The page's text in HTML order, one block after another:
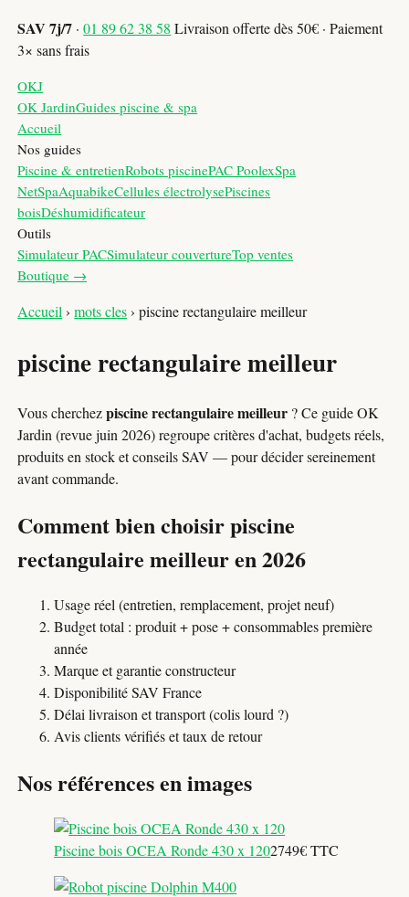
SAV 7j/7 ·01 89 62 38 58 Livraison offerte dès 50€ · Paiement
3× sans frais
OKJ
OK JardinGuides piscine & spa
Accueil
Nos guides
Piscine & entretienRobots piscinePAC PoolexSpa
NetSpaAquabikeCellules électrolysePiscines
boisDéshumidificateur
Outils
Simulateur PACSimulateur couvertureTop ventes
Boutique →
Accueil ›mots cles›piscine rectangulaire meilleur
piscine rectangulaire meilleur
Vous cherchezpiscine rectangulaire meilleur ? Ce guide OK
Jardin (revue juin 2026) regroupe critères d'achat, budgets réels,
produits en stock et conseils SAV — pour décider sereinement
avant commande.
Comment bien choisir piscine
rectangulaire meilleur en 2026
Usage réel (entretien, remplacement, projet neuf)
Budget total : produit + pose + consommables première
année
Marque et garantie constructeur
Disponibilité SAV France
Délai livraison et transport (colis lourd ?)
Avis clients vérifiés et taux de retour
Nos références en images
Piscine bois OCEA Ronde 430 x 1202749€ TTC